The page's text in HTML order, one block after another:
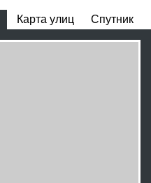
Карта улиц Спутник